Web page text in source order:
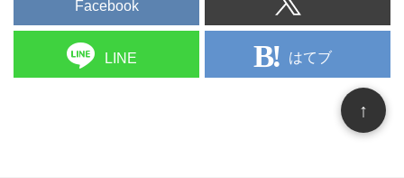
Facebook
LINE はてブ
↑